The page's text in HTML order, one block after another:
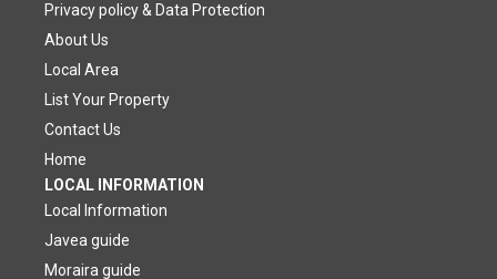
Privacy policy & Data Protection
About Us
Local Area
List Your Property
Contact Us
Home
LOCAL INFORMATION
Local Information
Javea guide
Moraira guide